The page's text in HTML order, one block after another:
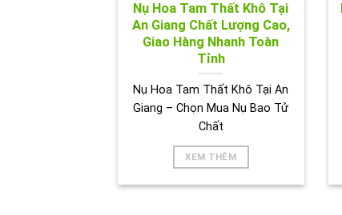
Nụ Hoa Tam Thất Khô Tại
An Giang Chất Lượng Cao,
Giao Hàng Nhanh Toàn
Tỉnh
Nụ Hoa Tam Thất Khô Tại An
Giang – Chọn Mua Nụ Bao Tử
Chất
XEM THÊM